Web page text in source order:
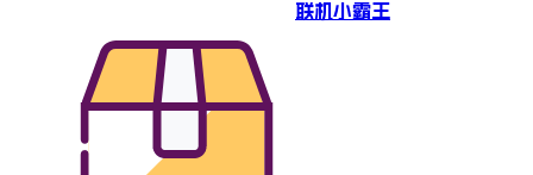
联机小霸王